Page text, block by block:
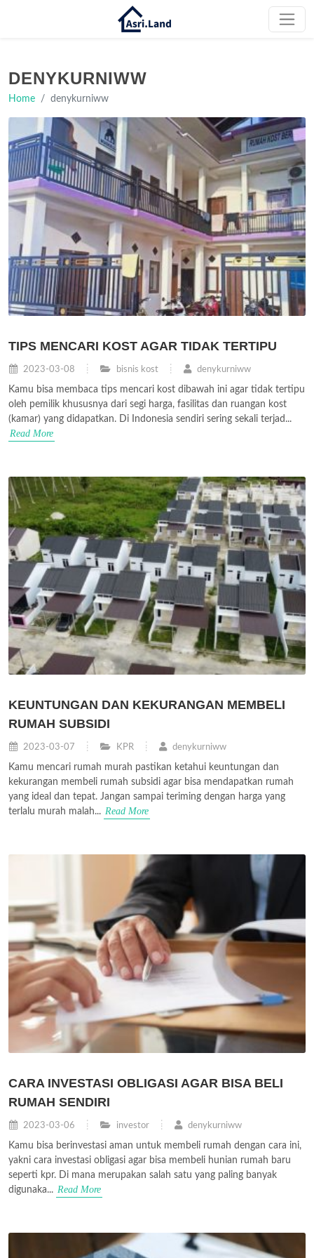
DENYKURNIWW
Home denykurniww
TIPS MENCARI KOST AGAR TIDAK TERTIPU
2023-03-08 bisnis kost denykurniww
Kamu bisa membaca tips mencari kost dibawah ini agar tidak tertipu
oleh pemilik khususnya dari segi harga, fasilitas dan ruangan kost
(kamar) yang didapatkan. Di Indonesia sendiri sering sekali terjad...
Read More
KEUNTUNGAN DAN KEKURANGAN MEMBELI
RUMAH SUBSIDI
2023-03-07 KPR denykurniww
Kamu mencari rumah murah pastikan ketahui keuntungan dan
kekurangan membeli rumah subsidi agar bisa mendapatkan rumah
yang ideal dan tepat. Jangan sampai teriming dengan harga yang
terlalu murah malah... Read More
CARA INVESTASI OBLIGASI AGAR BISA BELI
RUMAH SENDIRI
2023-03-06 investor denykurniww
Kamu bisa berinvestasi aman untuk membeli rumah dengan cara ini,
yakni cara investasi obligasi agar bisa membeli hunian rumah baru
seperti kpr. Di mana merupakan salah satu yang paling banyak
digunaka... Read More